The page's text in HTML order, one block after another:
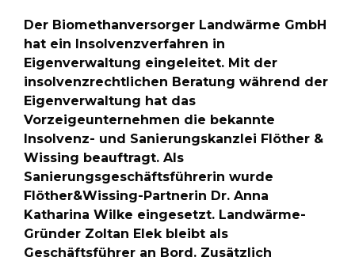
Der Biomethanversorger Landwärme GmbH
hat ein Insolvenzverfahren in
Eigenverwaltung eingeleitet. Mit der
insolvenzrechtlichen Beratung während der
Eigenverwaltung hat das
Vorzeigeunternehmen die bekannte
Insolvenz- und Sanierungskanzlei Flöther &
Wissing beauftragt. Als
Sanierungsgeschäftsführerin wurde
Flöther&Wissing-Partnerin Dr. Anna
Katharina Wilke eingesetzt. Landwärme-
Gründer Zoltan Elek bleibt als
Geschäftsführer an Bord. Zusätzlich